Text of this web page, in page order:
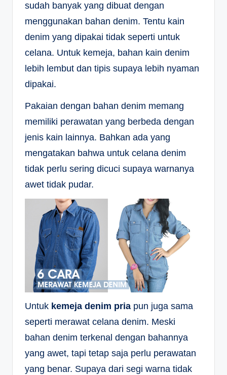
sudah banyak yang dibuat dengan
menggunakan bahan denim. Tentu kain
denim yang dipakai tidak seperti untuk
celana. Untuk kemeja, bahan kain denim
lebih lembut dan tipis supaya lebih nyaman
dipakai.
Pakaian dengan bahan denim memang
memiliki perawatan yang berbeda dengan
jenis kain lainnya. Bahkan ada yang
mengatakan bahwa untuk celana denim
tidak perlu sering dicuci supaya warnanya
awet tidak pudar.
Untuk kemeja denim pria pun juga sama
seperti merawat celana denim. Meski
bahan denim terkenal dengan bahannya
yang awet, tapi tetap saja perlu perawatan
yang benar. Supaya dari segi warna tidak